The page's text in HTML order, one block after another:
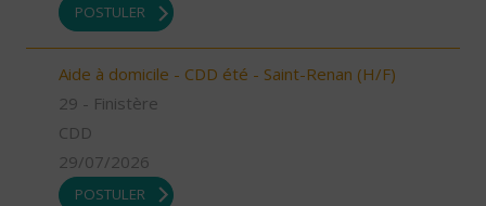
POSTULER
Aide à domicile - CDD été - Saint-Renan (H/F)
29 - Finistère
CDD
29/07/2026
POSTULER